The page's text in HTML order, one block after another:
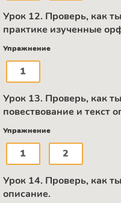
Урок 12. Проверь, как
практике изученные
Упражнение
1
Урок 13. Проверь, как
повествование и текст
Упражнение
1 2
Урок 14. Проверь, как
описание.